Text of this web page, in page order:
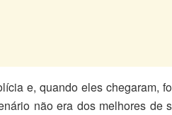
e, quando eles chegaram,
não era dos melhores